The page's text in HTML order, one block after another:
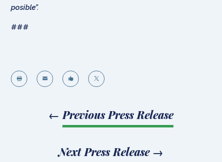
posible”.
###
   
← Previous Press Release
Next Press Release→